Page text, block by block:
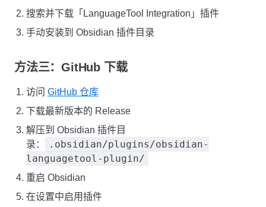
搜索并下载「LanguageTool Integration」插件
手动安装到 Obsidian 插件目录
方法三：GitHub 下载
访问 GitHub 仓库
下载最新版本的 Release
解压到 Obsidian 插件目
录：
.obsidian/plugins/obsidian-
languagetool-plugin/
重启 Obsidian
在设置中启用插件